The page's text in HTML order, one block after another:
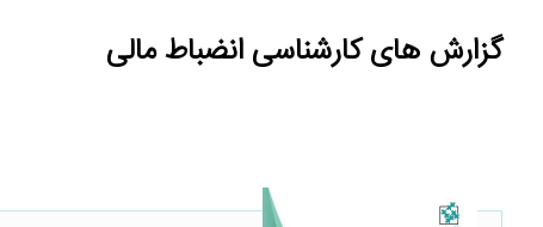
گزارش های کارشناسی انضباط مالی